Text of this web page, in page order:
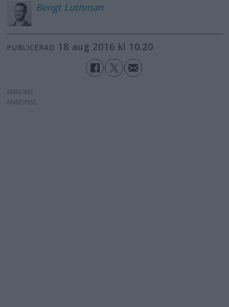
Bengt Luthman
PUBLICERAD 18 aug 2016 kl 10.20
ANNONS